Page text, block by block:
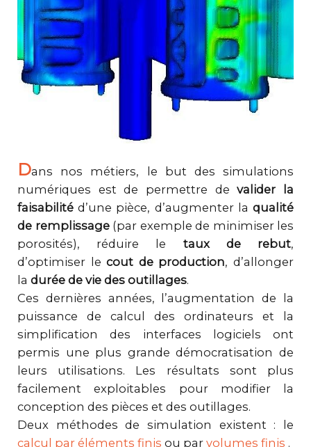
Dans nos métiers, le but des simulations
numériques est de permettre devalider la
faisabilité d’une pièce, d’augmenter la qualité
de remplissage(par exemple de minimiser les
porosités), réduire le taux de rebut,
d’optimiser lecout de production, d’allonger
la durée de vie des outillages.
Ces dernières années, l’augmentation de la
puissance de calcul des ordinateurs et la
simplification des interfaces logiciels ont
permis une plus grande démocratisation de
leurs utilisations. Les résultats sont plus
facilement exploitables pour modifier la
conception des pièces et des outillages.
Deux méthodes de simulation existent : le
calcul par éléments finis ou par volumes finis .